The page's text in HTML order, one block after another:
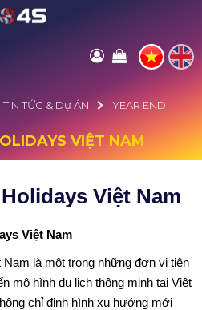
TIN TỨC & Dự ÁN
YEAR END
VIỆT NAM
Việt Nam
Việt Nam
là một trong những đơn vị tiên
mô hình du lịch thông minh tại Việt
chỉ định hình xu hướng mới